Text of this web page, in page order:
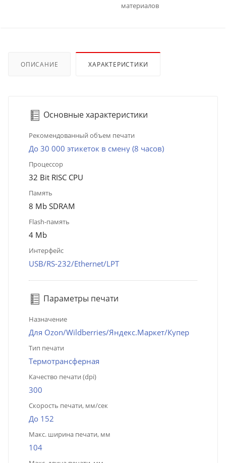
материалов
ОПИСАНИЕ ХАРАКТЕРИСТИКИ
Основные характеристики
Рекомендованный объем печати
До 30 000 этикеток в смену (8 часов)
Процессор
32 Bit RISC CPU
Память
8 Mb SDRAM
Flash-память
4 Mb
Интерфейс
USB/RS-232/Ethernet/LPT
Параметры печати
Назначение
Для Ozon/Wildberries/Яндекс.Маркет/Купер
Тип печати
Термотрансферная
Качество печати (dpi)
300
Скорость печати, мм/сек
До 152
Макс. ширина печати, мм
104